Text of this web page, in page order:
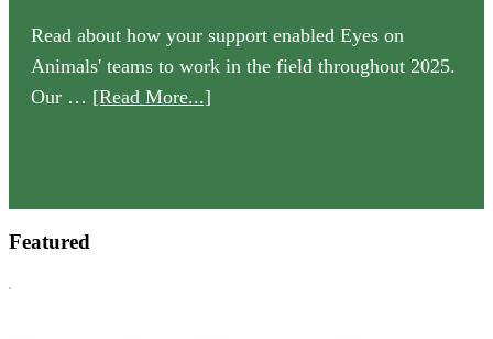
Read about how your support enabled Eyes on
Animals' teams to work in the field throughout 2025.
Our … [Read More...]
Featured